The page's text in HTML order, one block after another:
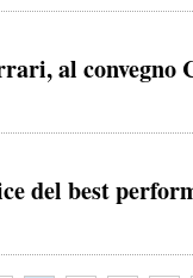
al convegno
best